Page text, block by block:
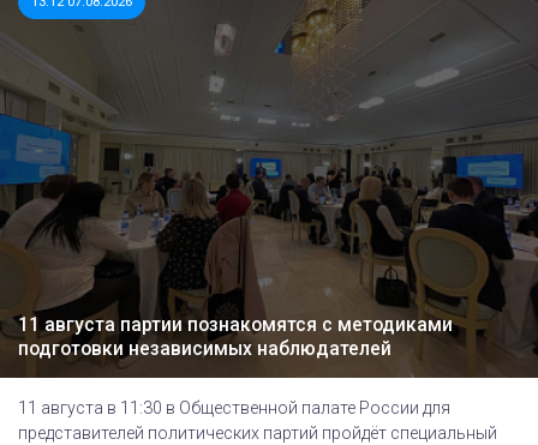
11 августа партии познакомятся с методиками
подготовки независимых наблюдателей
11 августа в 11:30 в Общественной палате России для
представителей политических партий пройдёт специальный